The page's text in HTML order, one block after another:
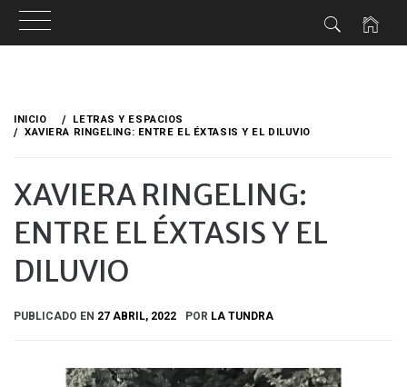
contenido
INICIO
LETRAS Y ESPACIOS
XAVIERA RINGELING: ENTRE EL ÉXTASIS Y EL DILUVIO
XAVIERA RINGELING:
ENTRE EL ÉXTASIS Y EL
DILUVIO
PUBLICADO EN 27 ABRIL, 2022 POR LA TUNDRA